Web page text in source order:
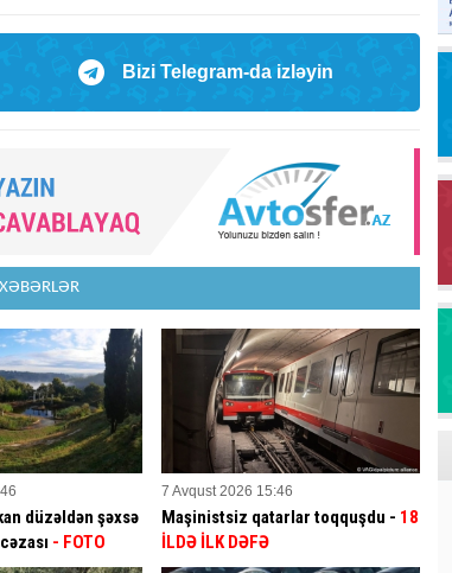
Bizi Telegram-da izləyin
düzəldən şəxsə
- FOTO
7 Avqust 2026 15:46
Maşinistsiz qatarlar toqquşdu - 18
İLDƏ İLK DƏFƏ